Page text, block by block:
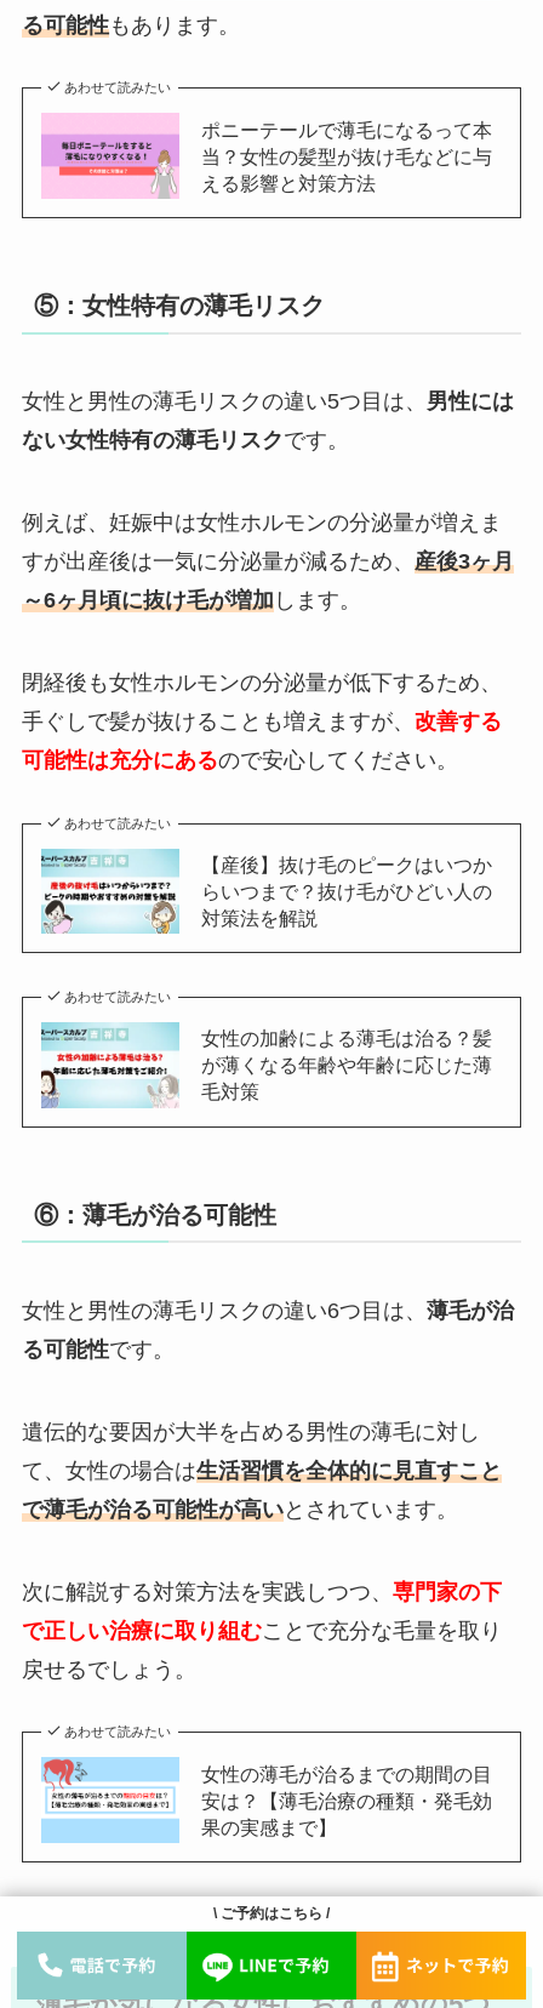
\ ご予約はこちら /
る可能性もあります。
あわせて読みたい
ポニーテールで薄毛になるって本
当？女性の髪型が抜け毛などに与
える影響と対策方法
⑤：女性特有の薄毛リスク
女性と男性の薄毛リスクの違い5つ目は、 男性には
ない女性特有の薄毛リスクです。
例えば、妊娠中は女性ホルモンの分泌量が増えま
すが出産後は一気に分泌量が減るため、 産後3ヶ月
～6ヶ月頃に抜け毛が増加します。
閉経後も女性ホルモンの分泌量が低下するため、
手ぐしで髪が抜けることも増えますが、 改善する
可能性は充分にあるので安心してください。
あわせて読みたい
【産後】抜け毛のピークはいつか
らいつまで？抜け毛がひどい人の
対策法を解説
あわせて読みたい
女性の加齢による薄毛は治る？髪
が薄くなる年齢や年齢に応じた薄
毛対策
⑥：薄毛が治る可能性
女性と男性の薄毛リスクの違い6つ目は、 薄毛が治
る可能性です。
遺伝的な要因が大半を占める男性の薄毛に対し
て、女性の場合は生活習慣を全体的に見直すこと
で薄毛が治る可能性が高いとされています。
次に解説する対策方法を実践しつつ、 専門家の下
で正しい治療に取り組むことで充分な毛量を取り
戻せるでしょう。
あわせて読みたい
女性の薄毛が治るまでの期間の目
安は？【薄毛治療の種類・発毛効
果の実感まで】